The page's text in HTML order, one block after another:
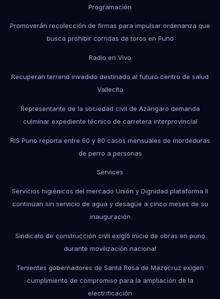
Programación
Promoverán recolección de firmas para impulsar ordenanza que
busca prohibir corridas de toros en Puno
Radio en Vivo
Recuperan terreno invadido destinado al futuro centro de salud
Vallecito
Representante de la sociedad civil de Azángaro demanda
culminar expediente técnico de carretera interprovincial
RIS Puno reporta entre 60 y 80 casos mensuales de mordeduras
de perro a personas
Services
Servicios higiénicos del mercado Unión y Dignidad plataforma II
continúan sin servicio de agua y desagüe a cinco meses de su
inauguración
Sindicato de construcción civil exigió inicio de obras en puno
durante movilización nacional
Tenientes gobernadores de Santa Rosa de Mazocruz exigen
cumplimiento de compromiso para la ampliación de la
electrificación